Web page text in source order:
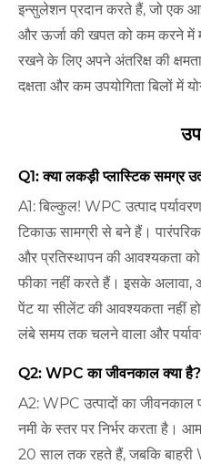
इन्सुलेशन प्रदान करते हैं, जो एक
और ऊर्जा की खपत को कम करने में
रखने के लिए अपने अंतरिक्ष की
दक्षता और कम उपयोगिता बिलों में
Q1: क्या लकड़ी प्लास्टिक समग्र
A1: बिल्कुल! WPC उत्पाद
टिकाऊ सामग्री से बने हैं।
और प्रतिस्थापन की आवश्यकता को
फीका नहीं करते हैं। इसके अलावा,
पेंट या सीलेंट की आवश्यकता नहीं
लंबे समय तक चलने वाला और
Q2: WPC का जीवनकाल क्या है?
A2: WPC उत्पादों का जीवनकाल
नमी के स्तर पर निर्भर करता है।
20 साल तक रहते हैं, जबकि बाहरी